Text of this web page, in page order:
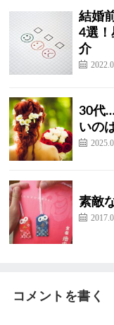
結婚
4選！
介
30代
いの
素敵
コメントを書く